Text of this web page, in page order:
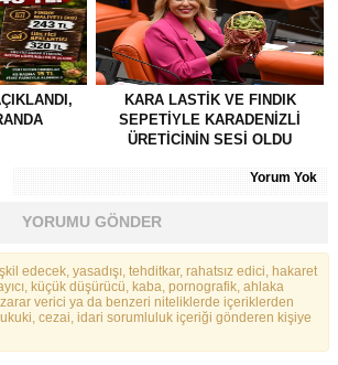
KARA LASTİK VE FINDIK
SEPETİYLE KARADENİZLİ
ÜRETİCİNİN SESİ OLDU
Yorum Yok
YORUMU GÖNDER
edecek, yasadışı, tehditkar, rahatsız edici, hakaret
küçük düşürücü, kaba, pornografik, ahlaka
zarar verici ya da benzeri niteliklerde içeriklerden
cezai, idari sorumluluk içeriği gönderen kişiye